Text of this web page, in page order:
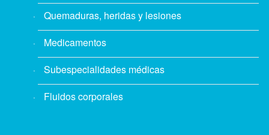
Quemaduras, heridas y lesiones
Medicamentos
Subespecialidades médicas
Fluidos corporales